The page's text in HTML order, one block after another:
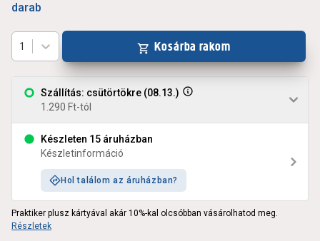
darab
Szállítás: csütörtökre (08.13.)
1.290 Ft-tól
Készleten 15 áruházban
Készletinformáció
Hol találom az áruházban?
1 Kosárba rakom
Praktiker plusz kártyával akár 10%-kal olcsóbban vásárolhatod meg.
Részletek